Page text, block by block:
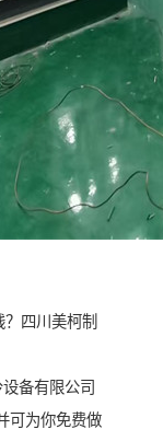
四川美柯制
备有限公司
可为你免费做